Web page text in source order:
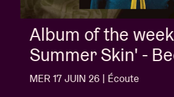
Album of the
Summer Skin' -
MER 17 JUIN 26 | Écoute